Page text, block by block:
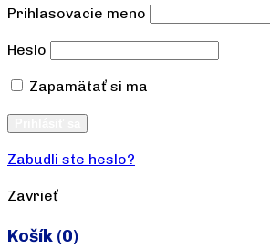
Prihlasovacie meno
Heslo
Zapamätať si ma
Zabudli ste heslo?
Zavrieť
Košík (0)